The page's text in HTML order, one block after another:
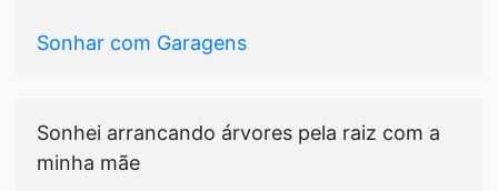
Sonhar com Garagens
Sonhei arrancando árvores pela raiz com a
minha mãe